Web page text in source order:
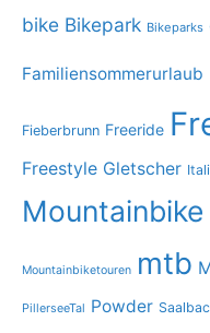
bike Bikepark Bikeparks
Familiensommerurlaub
Fieberbrunn Freeride
Freestyle Gletscher
Mountainbike
Mountainbiketouren mtb
PillerseeTal Powder